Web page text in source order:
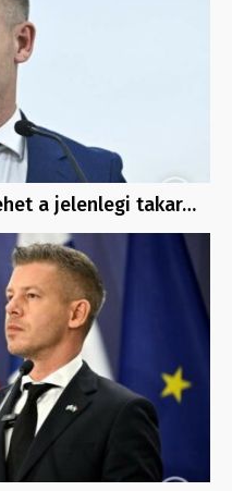
a jelenlegi takar…